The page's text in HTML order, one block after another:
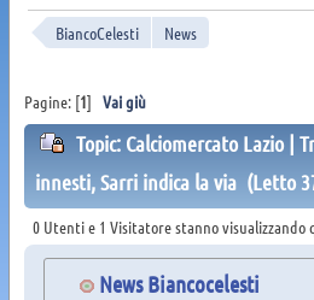
BiancoCelesti
News
Pagine: [1] Vai giù
Topic: Calciomercato Lazio |
innesti, Sarri indica la via (Letto
0 Utenti e 1 Visitatore stanno visualizzando
News Biancocelesti